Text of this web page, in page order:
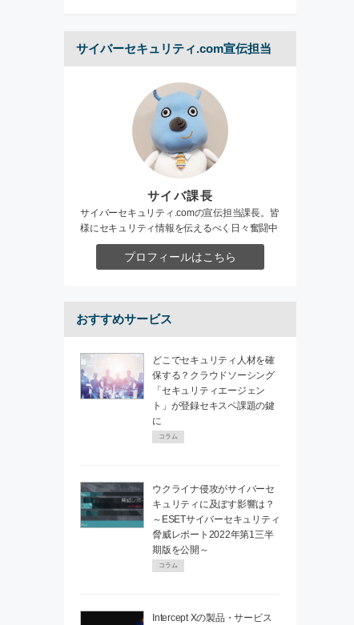
サイバーセキュリティ.com宣伝担当
サイバ課長
サイバーセキュリティ.comの宣伝担当課長。皆
様にセキュリティ情報を伝えるべく日々奮闘中
プロフィールはこちら
おすすめサービス
どこでセキュリティ人材を確
保する？クラウドソーシング
「セキュリティエージェン
ト」が登録セキスペ課題の鍵
に
コラム
ウクライナ侵攻がサイバーセ
キュリティに及ぼす影響は？
～ESETサイバーセキュリティ
脅威レポート2022年第1三半
期版を公開～
コラム
Intercept Xの製品・サービス